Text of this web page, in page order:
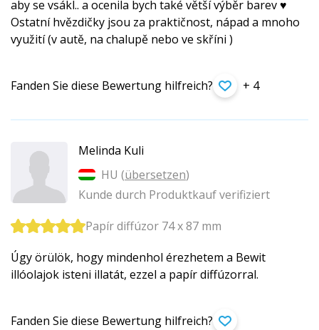
aby se vsákl.. a ocenila bych také větší výběr barev ♥️
Ostatní hvězdičky jsou za praktičnost, nápad a mnoho
využití (v autě, na chalupě nebo ve skříni )
Fanden Sie diese Bewertung hilfreich? + 4
Melinda Kuli
HU (übersetzen)
Kunde durch Produktkauf verifiziert
Papír diffúzor 74 x 87 mm
Úgy örülök, hogy mindenhol érezhetem a Bewit
illóolajok isteni illatát, ezzel a papír diffúzorral.
Fanden Sie diese Bewertung hilfreich?